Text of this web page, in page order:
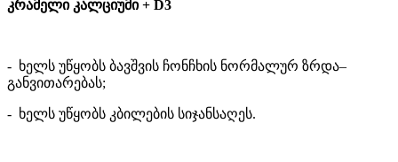
კრამელი კალციუმი + D3
- ხელს უწყობს ბავშვის ჩონჩხის ნორმალურ ზრდა–
განვითარებას;
- ხელს უწყობს კბილების სიჯანსაღეს.